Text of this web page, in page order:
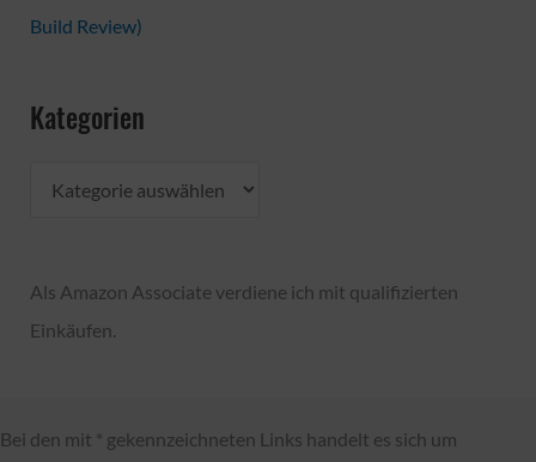
Build Review)
Kategorien
e
g
i
Als Amazon Associate verdiene ich mit qualifizierten
Einkäufen.
Bei den mit * gekennzeichneten Links handelt es sich um